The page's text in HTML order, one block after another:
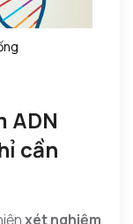
ADN
cần
xét nghiệm